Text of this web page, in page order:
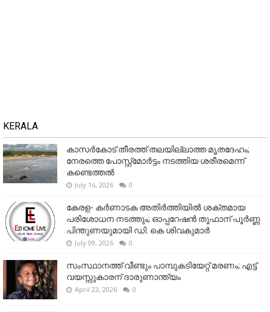
KERALA
കാസർകോട് തീരത്ത് തലയില്ലാത്ത മൃതദേഹം;
നേരത്തെ പോസ്റ്റ്‌മോർട്ടം നടത്തിയ ശരീരമെന്ന്
കണ്ടെത്തൽ
July 16, 2026 0
കേരള- കർണാടക അതിർത്തിയിൽ ശക്തമായ
പരിശോധന നടത്തും; ഓപ്പറേഷൻ തൂഫാന് പൂർണ്ണ
പിന്തുണയുമായി ഡി. കെ ശിവകുമാർ
July 09, 2026 0
സംസ്ഥാനത്ത് വീണ്ടും പാമ്പുകടിയേറ്റ് മരണം; എട്ട്
വയസ്സുകാരന് ദാരുണാന്ത്യം
April 23, 2026 0